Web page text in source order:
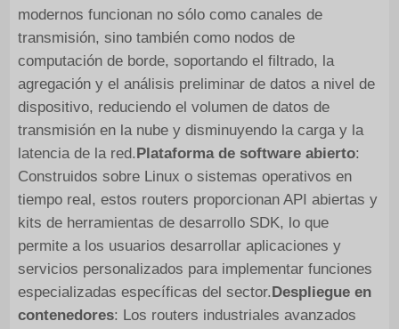
modernos funcionan no sólo como canales de
transmisión, sino también como nodos de
computación de borde, soportando el filtrado, la
agregación y el análisis preliminar de datos a nivel de
dispositivo, reduciendo el volumen de datos de
transmisión en la nube y disminuyendo la carga y la
latencia de la red.Plataforma de software abierto:
Construidos sobre Linux o sistemas operativos en
tiempo real, estos routers proporcionan API abiertas y
kits de herramientas de desarrollo SDK, lo que
permite a los usuarios desarrollar aplicaciones y
servicios personalizados para implementar funciones
especializadas específicas del sector.Despliegue en
contenedores: Los routers industriales avanzados